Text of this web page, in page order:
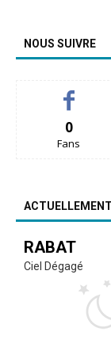
NOUS SUIVRE
0
Fans
RABAT
Ciel Dégagé